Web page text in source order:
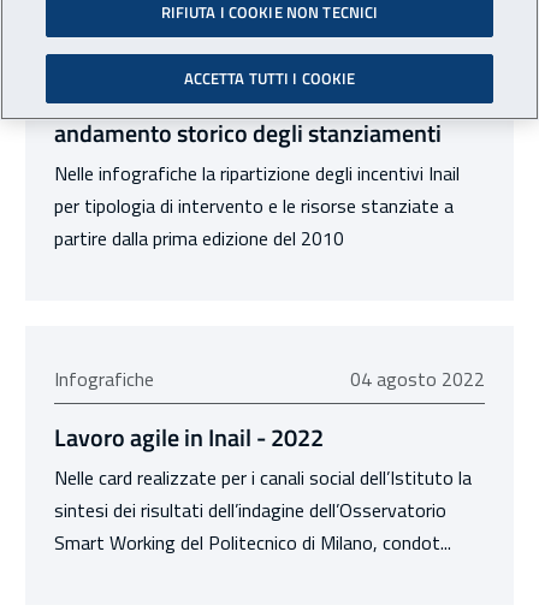
Infografiche 01 febbraio 2023
01 febbraio 2023
Bando Isi 2022: assi di finanziamento e
andamento storico degli stanziamenti
Nelle infografiche la ripartizione degli incentivi Inail
per tipologia di intervento e le risorse stanziate a
partire dalla prima edizione del 2010
Infografiche 04 agosto 2022
04 agosto 2022
Lavoro agile in Inail - 2022
Nelle card realizzate per i canali social dell’Istituto la
sintesi dei risultati dell’indagine dell’Osservatorio
Smart Working del Politecnico di Milano, condot...
RIFIUTA I COOKIE NON TECNICI
ACCETTA TUTTI I COOKIE